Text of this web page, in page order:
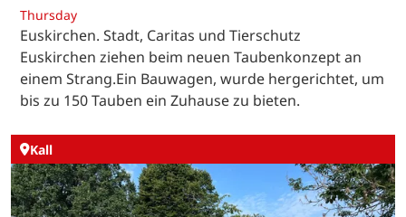
Thursday
Euskirchen. Stadt, Caritas und Tierschutz
Euskirchen ziehen beim neuen Taubenkonzept an
einem Strang.Ein Bauwagen, wurde hergerichtet, um
bis zu 150 Tauben ein Zuhause zu bieten.
Kall